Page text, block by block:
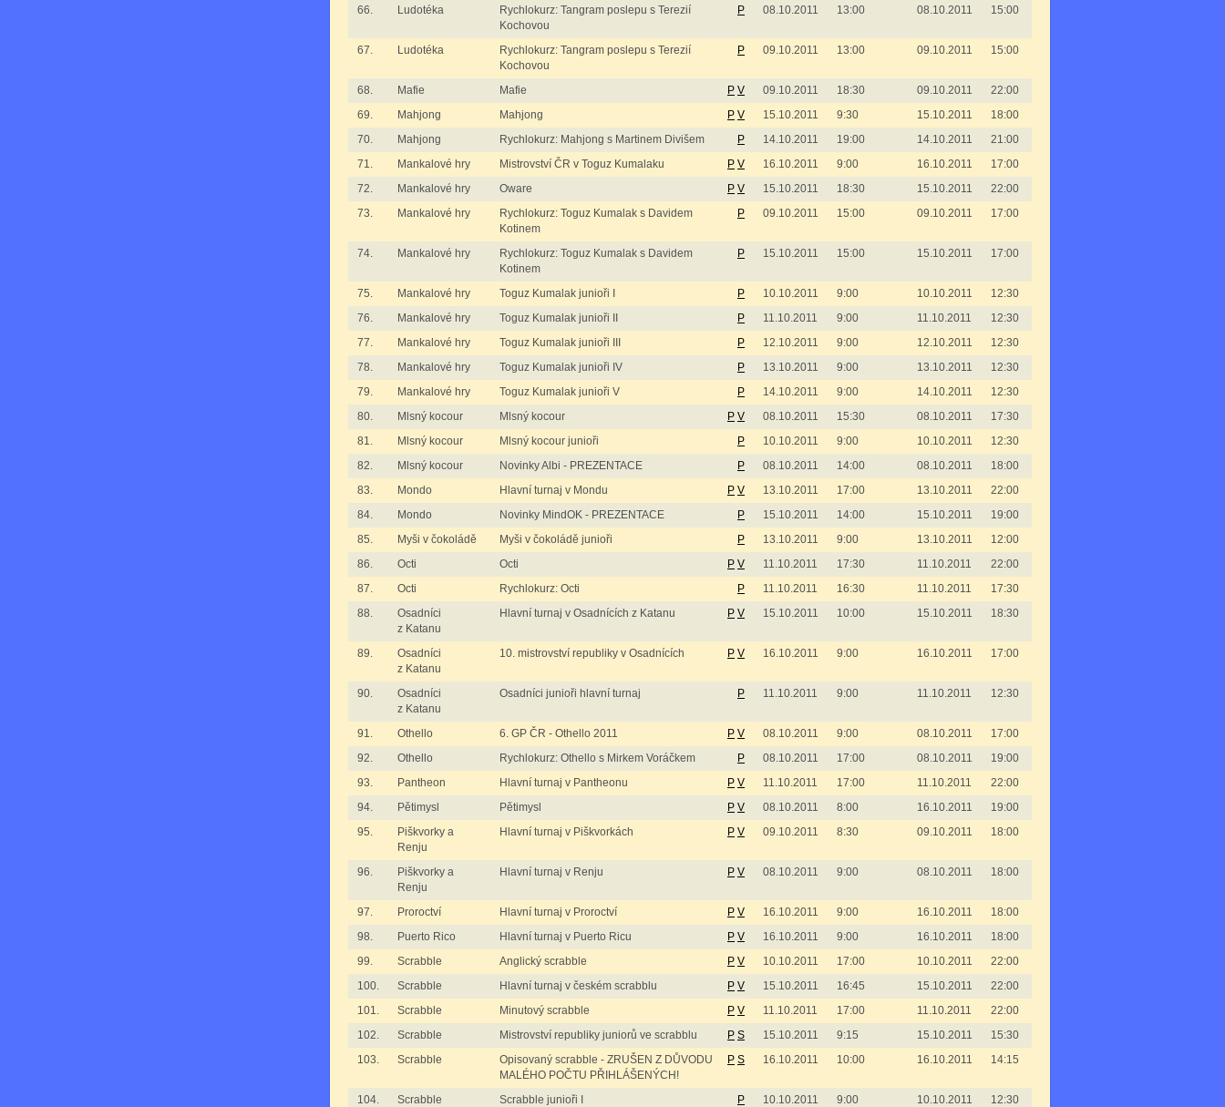
66.
Ludotéka
Rychlokurz: Tangram poslepu s Terezií
Kochovou
P 08.10.2011 13:00 08.10.2011 15:00
67. Ludotéka
Rychlokurz: Tangram poslepu s Terezií
Kochovou
P 09.10.2011 13:00 09.10.2011 15:00
68. Mafie Mafie P V 09.10.2011 18:30 09.10.2011
22:00
69.
Mahjong Mahjong P V 15.10.2011 9:30 15.10.2011
18:00
70.
Mahjong Rychlokurz: Mahjong s Martinem Divišem P 14.10.2011 19:00 14.10.2011
21:00
71.
Mankalové hry Mistrovství ČR v Toguz Kumalaku P V 16.10.2011 9:00 16.10.2011
17:00
72.
Mankalové hry Oware P V 15.10.2011 18:30 15.10.2011
22:00
73.
Mankalové hry
Rychlokurz: Toguz Kumalak s Davidem
Kotinem
P 09.10.2011 15:00 09.10.2011 17:00
74. Mankalové hry
Rychlokurz: Toguz Kumalak s Davidem
Kotinem
P 15.10.2011 15:00 15.10.2011 17:00
75. Mankalové hry Toguz Kumalak junioři I P 10.10.2011 9:00 10.10.2011
12:30
76.
Mankalové hry Toguz Kumalak junioři II P 11.10.2011 9:00 11.10.2011
12:30
77.
Mankalové hry Toguz Kumalak junioři III P 12.10.2011 9:00 12.10.2011
12:30
78.
Mankalové hry Toguz Kumalak junioři IV P 13.10.2011 9:00 13.10.2011
12:30
79.
Mankalové hry Toguz Kumalak junioři V P 14.10.2011 9:00 14.10.2011
12:30
80.
Mlsný kocour Mlsný kocour P V 08.10.2011 15:30 08.10.2011
17:30
81.
Mlsný kocour Mlsný kocour junioři P 10.10.2011 9:00 10.10.2011
12:30
82.
Mlsný kocour Novinky Albi - PREZENTACE P 08.10.2011 14:00 08.10.2011
18:00
83.
Mondo Hlavní turnaj v Mondu P V 13.10.2011 17:00 13.10.2011
22:00
84.
Mondo Novinky MindOK - PREZENTACE P 15.10.2011 14:00 15.10.2011
19:00
85.
Myši v čokoládě Myši v čokoládě junioři P 13.10.2011 9:00 13.10.2011
12:00
86.
Octi Octi P V 11.10.2011 17:30 11.10.2011
22:00
87.
Octi Rychlokurz: Octi P 11.10.2011 16:30 11.10.2011
17:30
88.
Osadníci
z Katanu
Hlavní turnaj v Osadnících z Katanu P V 15.10.2011 10:00 15.10.2011 18:30
89.
Osadníci
z Katanu
10. mistrovství republiky v Osadnících P V 16.10.2011 9:00 16.10.2011 17:00
90.
Osadníci
z Katanu
Osadníci junioři hlavní turnaj P 11.10.2011 9:00 11.10.2011 12:30
91. Othello 6. GP ČR - Othello 2011 P V 08.10.2011 9:00 08.10.2011
17:00
92.
Othello Rychlokurz: Othello s Mirkem Voráčkem P 08.10.2011 17:00 08.10.2011
19:00
93.
Pantheon Hlavní turnaj v Pantheonu P V 11.10.2011 17:00 11.10.2011
22:00
94.
Pětimysl Pětimysl P V 08.10.2011 8:00 16.10.2011
19:00
95.
Piškvorky a
Renju
Hlavní turnaj v Piškvorkách P V 09.10.2011 8:30 09.10.2011 18:00
96.
Piškvorky a
Renju
Hlavní turnaj v Renju P V 08.10.2011 9:00 08.10.2011 18:00
97. Proroctví Hlavní turnaj v Proroctví P V 16.10.2011 9:00 16.10.2011
18:00
98.
Puerto Rico Hlavní turnaj v Puerto Ricu P V 16.10.2011 9:00 16.10.2011
18:00
99.
Scrabble Anglický scrabble P V 10.10.2011 17:00 10.10.2011
22:00
100.
Scrabble Hlavní turnaj v českém scrabblu P V 15.10.2011 16:45 15.10.2011
22:00
101.
Scrabble Minutový scrabble P V 11.10.2011 17:00 11.10.2011
22:00
102.
Scrabble Mistrovství republiky juniorů ve scrabblu P S 15.10.2011 9:15 15.10.2011
15:30
103.
Scrabble
Opisovaný scrabble - ZRUŠEN Z DŮVODU
MALÉHO POČTU PŘIHLÁŠENÝCH!
P S 16.10.2011 10:00 16.10.2011 14:15
104. Scrabble Scrabble junioři I P 10.10.2011 9:00 10.10.2011 12:30